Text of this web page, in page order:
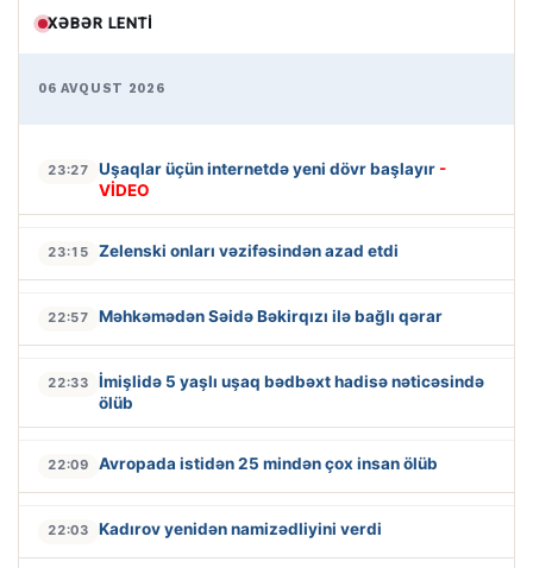
XƏBƏR LENTI
06 AVQUST 2026
23:27 Uşaqlar üçün internetdə yeni dövr başlayır -
VİDEO
23:15 Zelenski onları vəzifəsindən azad etdi
22:57 Məhkəmədən Səidə Bəkirqızı ilə bağlı qərar
22:33
İmişlidə 5 yaşlı uşaq bədbəxt hadisə nəticəsində
ölüb
22:09 Avropada istidən 25 mindən çox insan ölüb
22:03 Kadırov yenidən namizədliyini verdi